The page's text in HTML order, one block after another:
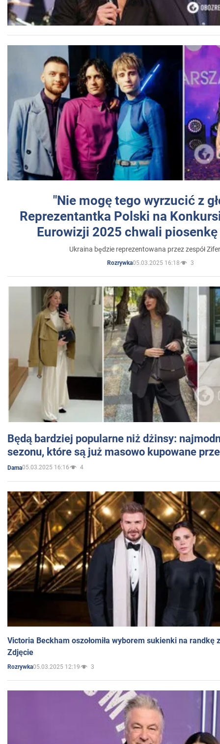
"Nie mogę tego wyrzucić z
Reprezentantka Polski na
Eurowizji 2025 chwali
Ukraina będzie reprezentowana przez zespół
Rozrywka05.03.2025 16:18 3
Będą bardziej popularne niż dżinsy:
sezonu, które są już masowo kupowane
Dama05.03.2025 16:16 4
Victoria Beckham oszołomiła wyborem sukienki na randkę
Zdjęcie
Rozrywka05.03.2025 12:19 3